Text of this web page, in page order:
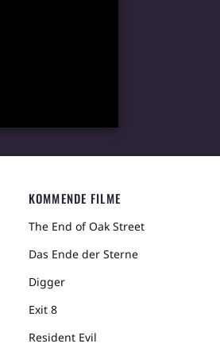
KOMMENDE FILME
The End of Oak Street
Das Ende der Sterne
Digger
Exit 8
Resident Evil